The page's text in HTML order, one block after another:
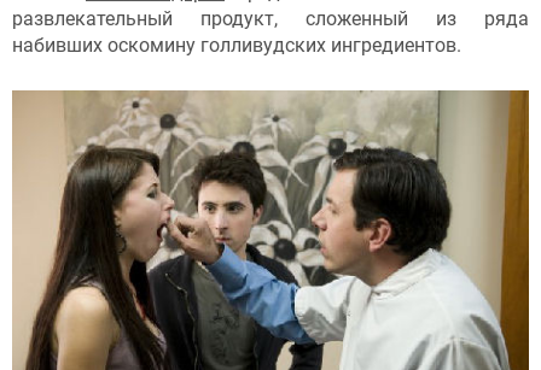
развлекательный продукт, сложенный из ряда
набивших оскомину голливудских ингредиентов.